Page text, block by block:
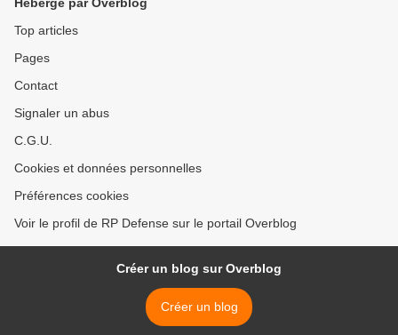
Top articles
Pages
Contact
Signaler un abus
C.G.U.
Cookies et données personnelles
Préférences cookies
Voir le profil de RP Defense sur le portail Overblog
Créer un blog sur Overblog
Créer un blog